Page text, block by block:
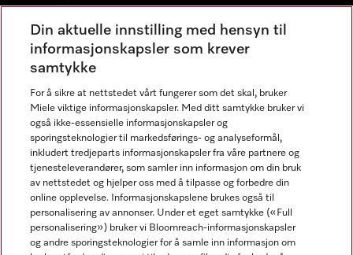
Miele Experience Center Nesbru
Miele Outlet Nesbru
Nyhetsbrev
Miele på Facebook
Miele på Youtube
Miele på Instagram
Din aktuelle innstilling med hensyn til
informasjonskapsler som krever
samtykke
For å sikre at nettstedet vårt fungerer som det skal, bruker
Miele viktige informasjonskapsler. Med ditt samtykke bruker vi
også ikke-essensielle informasjonskapsler og
sporingsteknologier til markedsførings- og analyseformål,
inkludert tredjeparts informasjonskapsler fra våre partnere og
tjenesteleverandører, som samler inn informasjon om din bruk
av nettstedet og hjelper oss med å tilpasse og forbedre din
online opplevelse. Informasjonskapslene brukes også til
personalisering av annonser. Under et eget samtykke («Full
personalisering») bruker vi Bloomreach-informasjonskapsler
og andre sporingsteknologier for å samle inn informasjon om